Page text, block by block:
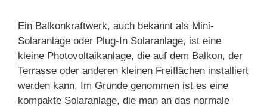
Ein Balkonkraftwerk, auch bekannt als Mini-
Solaranlage oder Plug-In Solaranlage, ist eine
kleine Photovoltaikanlage, die auf dem Balkon, der
Terrasse oder anderen kleinen Freiflächen installiert
werden kann. Im Grunde genommen ist es eine
kompakte Solaranlage, die man an das normale